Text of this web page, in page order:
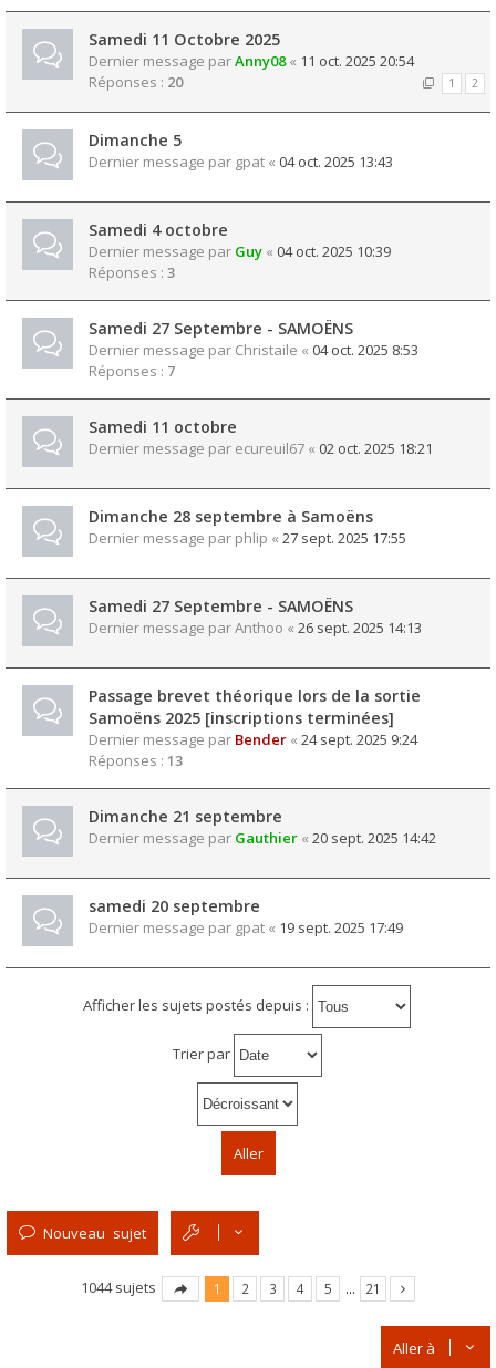
Samedi 11 Octobre 2025
Dernier message parAnny08« 11 oct. 2025 20:54
Réponses : 20 1 2
Dimanche 5
Dernier message par gpat « 04 oct. 2025 13:43
Samedi 4 octobre
Dernier message par Guy « 04 oct. 2025 10:39
Réponses : 3
Samedi 27 Septembre - SAMOËNS
Dernier message par Christaile « 04 oct. 2025 8:53
Réponses : 7
Samedi 11 octobre
Dernier message par ecureuil67 « 02 oct. 2025 18:21
Dimanche 28 septembre à Samoëns
Dernier message par phlip « 27 sept. 2025 17:55
Samedi 27 Septembre - SAMOËNS
Dernier message parAnthoo « 26 sept. 2025 14:13
Passage brevet théorique lors de la sortie
Samoëns 2025 [inscriptions terminées]
Dernier message par Bender « 24 sept. 2025 9:24
Réponses : 13
Dimanche 21 septembre
Dernier message par Gauthier « 20 sept. 2025 14:42
samedi 20 septembre
Dernier message par gpat « 19 sept. 2025 17:49
Afficher les sujets postés depuis :
Trier par
Nouveau sujet
1044 sujets 1 2 3 4 5 … 21
Aller à